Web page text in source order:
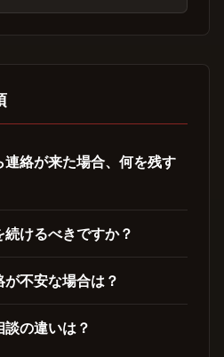
絡が来た場合、何を残す
けるべきですか？
不安な場合は？
の違いは？